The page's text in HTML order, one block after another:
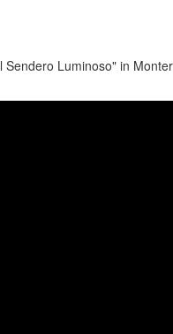
Luminoso" in